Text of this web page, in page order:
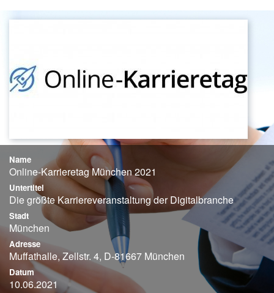
Name
Online-Karrieretag München 2021
Untertitel
Die größte Karriereveranstaltung der Digitalbranche
Stadt
München
Adresse
Muffathalle, Zellstr. 4, D-81667 München
Datum
10.06.2021